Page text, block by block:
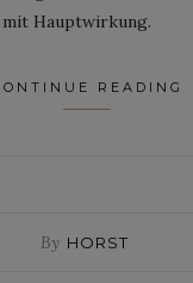
Hauptwirkung.
READING
By HORST